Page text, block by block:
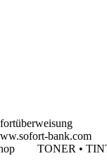
bank.com
TONER •